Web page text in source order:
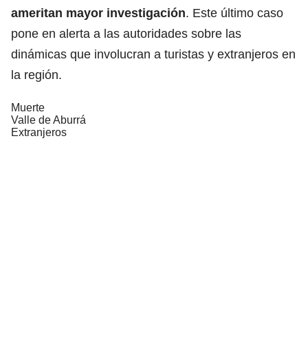
ameritan mayor investigación. Este último caso
pone en alerta a las autoridades sobre las
dinámicas que involucran a turistas y extranjeros en
la región.
Muerte
Valle de Aburrá
Extranjeros